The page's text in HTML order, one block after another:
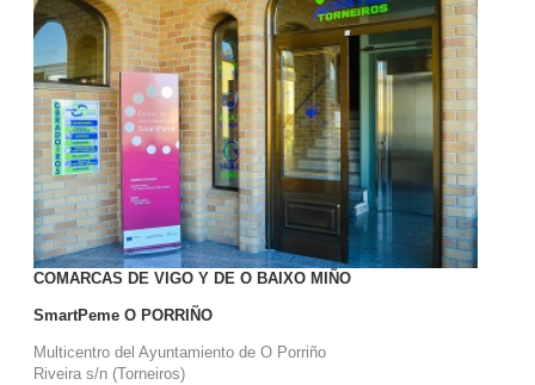
COMARCAS DE VIGO Y DE O BAIXO MIÑO
SmartPeme O PORRIÑO
Multicentro del Ayuntamiento de O Porriño
Riveira s/n (Torneiros)